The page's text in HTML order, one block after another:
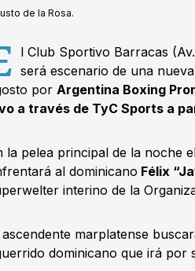
de la Rosa.
l Club Sportivo Barracas
será escenario de una
por Argentina Boxing
a través de TyC Sports a
la pelea principal de la noche
al dominicano Félix
interino de la
ascendente marplatense
dominicano que irá por